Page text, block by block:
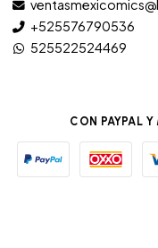
+525576790536
525522524469
CON PAYPAL